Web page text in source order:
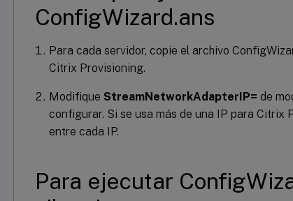
ConfigWizard.ans
Para cada servidor, copie el archivo
Citrix Provisioning.
Modifique StreamNetworkAdapterIP= de
configurar. Si se usa más de una IP para Citrix
entre cada IP.
Para ejecutar